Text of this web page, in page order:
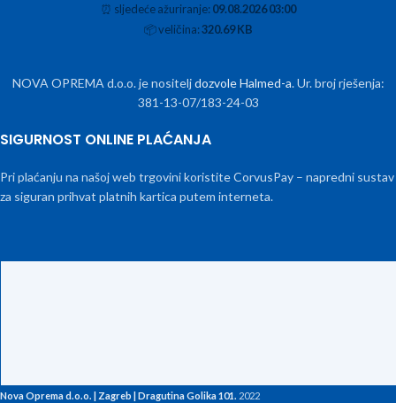
⏰ sljedeće ažuriranje:09.08.2026 03:00
📦veličina:320.69 KB
NOVA OPREMA d.o.o. je nositeljdozvole Halmed-a. Ur. broj rješenja:
381-13-07/183-24-03
SIGURNOST ONLINE PLAĆANJA
Pri plaćanju na našoj web trgovini koristite CorvusPay – napredni sustav
za siguran prihvat platnih kartica putem interneta.
Nova Oprema d.o.o. | Zagreb | Dragutina Golika 101. 2022